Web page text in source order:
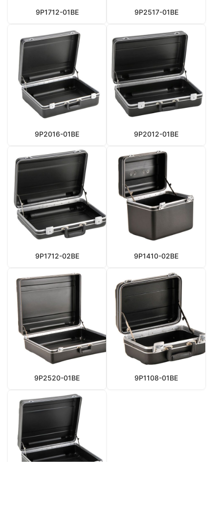
9P1712-01BE 9P2517-01BE
9P2016-01BE 9P2012-01BE
9P1712-02BE 9P1410-02BE
9P2520-01BE 9P1108-01BE